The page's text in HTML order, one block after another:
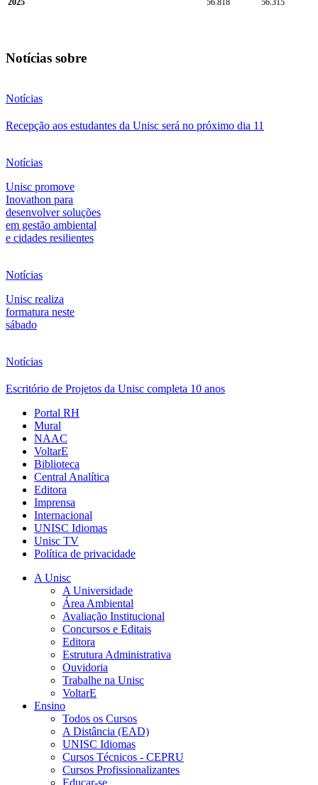
2025
56.818 56.315
Notícias sobre
Notícias
Recepção aos estudantes da Unisc será no próximo dia 11
Notícias
Unisc promove
Inovathon para
desenvolver soluções
em gestão ambiental
e cidades resilientes
Notícias
Unisc realiza
formatura neste
sábado
Notícias
Escritório de Projetos da Unisc completa 10 anos
Portal RH
Mural
NAAC
VoltarE
Biblioteca
Central Analítica
Editora
Imprensa
Internacional
UNISC Idiomas
Unisc TV
Política de privacidade
A Unisc
A Universidade
Área Ambiental
Avaliação Institucional
Concursos e Editais
Editora
Estrutura Administrativa
Ouvidoria
Trabalhe na Unisc
VoltarE
Ensino
Todos os Cursos
A Distância (EAD)
UNISC Idiomas
Cursos Técnicos - CEPRU
Cursos Profissionalizantes
Educar-se